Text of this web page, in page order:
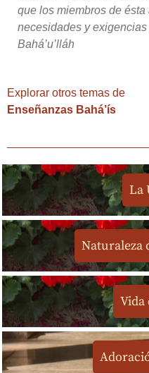
que los miembros de
necesidades y exigencias
Bahá’u’lláh
Explorar otros temas de
Enseñanzas Bahá’ís
La
Naturaleza
Vida